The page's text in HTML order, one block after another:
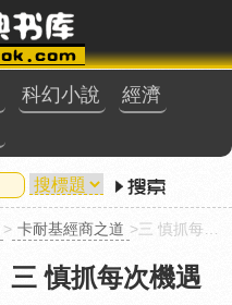
科幻小說
經濟
> 卡耐基經商之道 >三 慎抓每次機遇第2小節
三 慎抓每次機遇